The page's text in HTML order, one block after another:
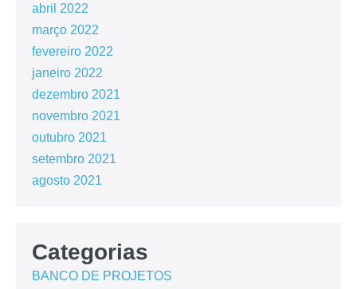
abril 2022
março 2022
fevereiro 2022
janeiro 2022
dezembro 2021
novembro 2021
outubro 2021
setembro 2021
agosto 2021
Categorias
BANCO DE PROJETOS